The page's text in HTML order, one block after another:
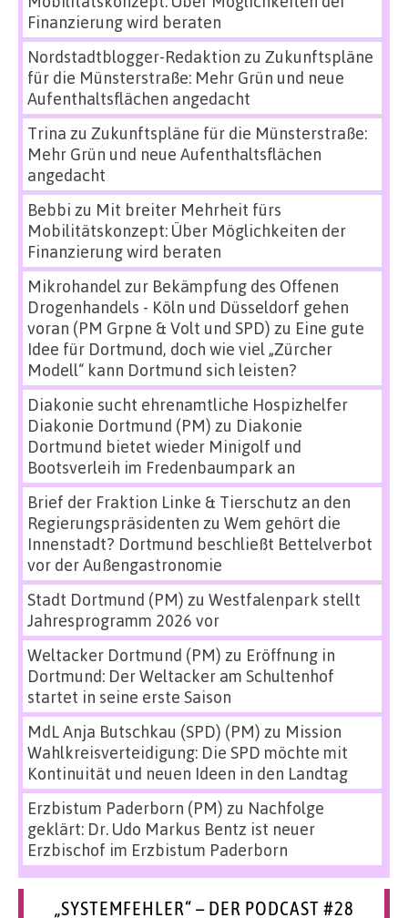
Finanzierung wird beraten
Nordstadtblogger-Redaktion zu Zukunftspläne
für die Münsterstraße: Mehr Grün und neue
Aufenthaltsflächen angedacht
Trina zu Zukunftspläne für die Münsterstraße:
Mehr Grün und neue Aufenthaltsflächen
angedacht
Bebbi zu Mit breiter Mehrheit fürs
Mobilitätskonzept: Über Möglichkeiten der
Finanzierung wird beraten
Mikrohandel zur Bekämpfung des Offenen
Drogenhandels - Köln und Düsseldorf gehen
voran (PM Grpne & Volt und SPD) zu Eine gute
Idee für Dortmund, doch wie viel „Zürcher
Modell“ kann Dortmund sich leisten?
Diakonie sucht ehrenamtliche Hospizhelfer
Diakonie Dortmund (PM) zu Diakonie
Dortmund bietet wieder Minigolf und
Bootsverleih im Fredenbaumpark an
Brief der Fraktion Linke & Tierschutz an den
Regierungspräsidenten zu Wem gehört die
Innenstadt? Dortmund beschließt Bettelverbot
vor der Außengastronomie
Stadt Dortmund (PM) zu Westfalenpark stellt
Jahresprogramm 2026 vor
Weltacker Dortmund (PM) zu Eröffnung in
Dortmund: Der Weltacker am Schultenhof
startet in seine erste Saison
MdL Anja Butschkau (SPD) (PM) zu Mission
Wahlkreisverteidigung: Die SPD möchte mit
Kontinuität und neuen Ideen in den Landtag
Erzbistum Paderborn (PM) zu Nachfolge
geklärt: Dr. Udo Markus Bentz ist neuer
Erzbischof im Erzbistum Paderborn
„SYSTEMFEHLER“ – DER PODCAST #28